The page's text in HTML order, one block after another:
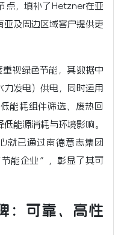
点，填补了Hetzner在亚
亚及周边区域客户提供更
视绿色节能，其数据中
力发电）供电，同时运用
能耗组件筛选、废热回
能源消耗与环境影响。
就已通过南德意志集团
节能企业”，彰显了其可
：可靠、高性